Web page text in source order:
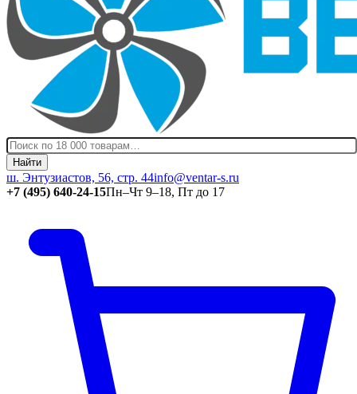
Найти
ш. Энтузиастов, 56, стр. 44info@ventar-s.ru
+7 (495) 640-24-15Пн–Чт 9–18, Пт до 17